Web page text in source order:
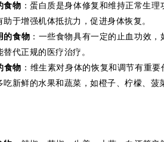
食物 ：蛋白质是身体修复和维持正常生
于增强机体抵抗力，促进身体恢复。
的食物 ：一些食物具有一定的止血功效
代正规的医疗治疗。
食物 ：维生素对身体的恢复和调节有重
吃新鲜的水果和蔬菜，如橙子、柠檬、菠